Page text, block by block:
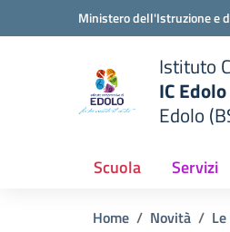
Vai ai contenuti
Vai al menu di navigazione
Ministero dell'Istruzione e
scuola
Istituto
IC Edolo
Edolo
Scuola Servizi
Home Novità